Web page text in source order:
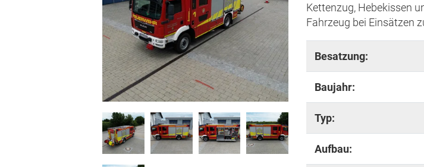
Kettenzug, Hebekissen
Fahrzeug bei Einsätzen
Besatzung:
Baujahr:
Typ:
Aufbau: